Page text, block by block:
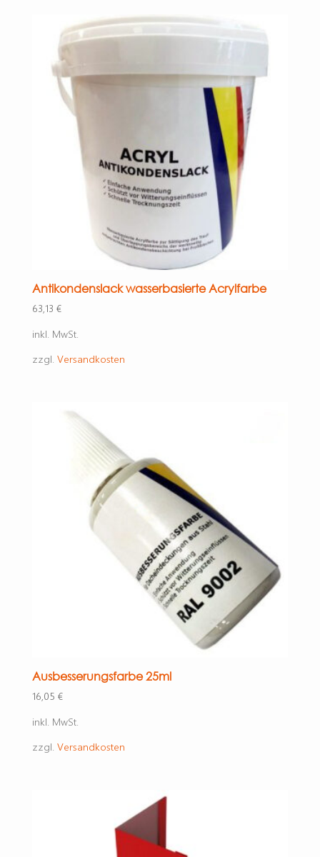
Antikondenslack wasserbasierte Acrylfarbe
63,13 €
inkl. MwSt.
zzgl. Versandkosten
Ausbesserungsfarbe 25ml
16,05 €
inkl. MwSt.
zzgl. Versandkosten